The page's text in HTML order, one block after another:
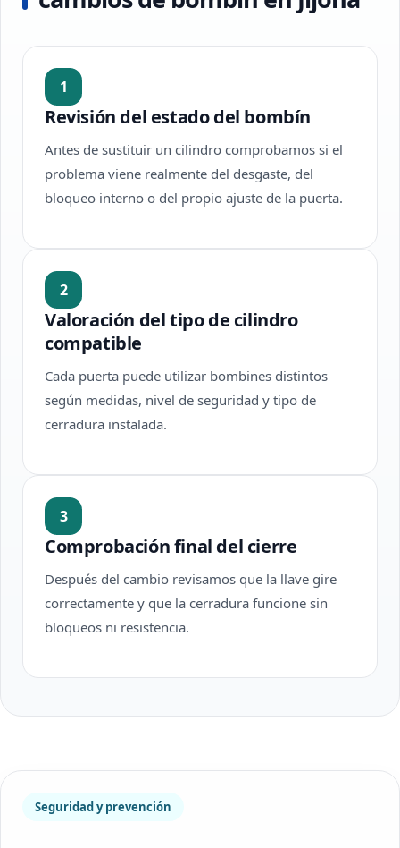
1
Revisión del estado del bombín
Antes de sustituir un cilindro comprobamos si el
problema viene realmente del desgaste, del
bloqueo interno o del propio ajuste de la puerta.
2
Valoración del tipo de cilindro
compatible
Cada puerta puede utilizar bombines distintos
según medidas, nivel de seguridad y tipo de
cerradura instalada.
3
Comprobación final del cierre
Después del cambio revisamos que la llave gire
correctamente y que la cerradura funcione sin
bloqueos ni resistencia.
Seguridad y prevención